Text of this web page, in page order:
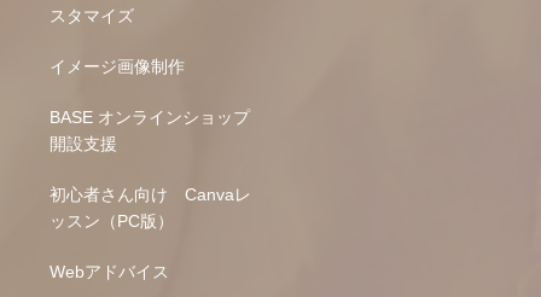
スタマイズ
イメージ画像制作
BASE オンラインショップ
開設支援
初心者さん向け Canvaレ
ッスン（PC版）
Webアドバイス